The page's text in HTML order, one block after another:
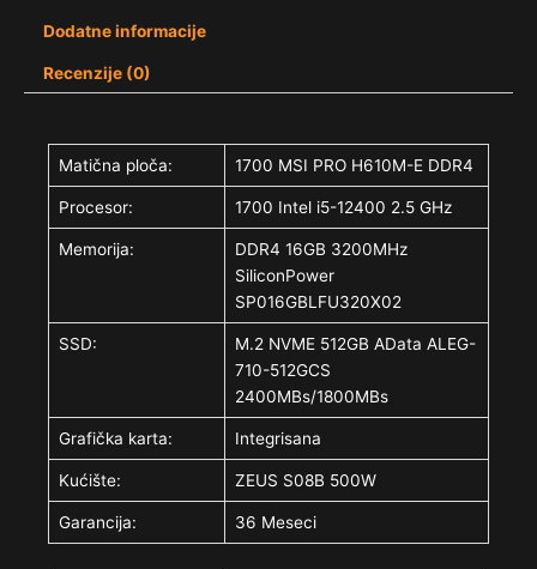
Dodatne informacije
Recenzije (0)
Matična ploča: 1700 MSI PRO H610M-E DDR4
Procesor: 1700 Intel i5-12400 2.5 GHz
Memorija:
DDR4 16GB 3200MHz
SiliconPower
SP016GBLFU320X02
SSD:
M.2 NVME 512GB AData ALEG-
710-512GCS
2400MBs/1800MBs
Grafička karta: Integrisana
Kućište: ZEUS S08B 500W
Garancija: 36 Meseci